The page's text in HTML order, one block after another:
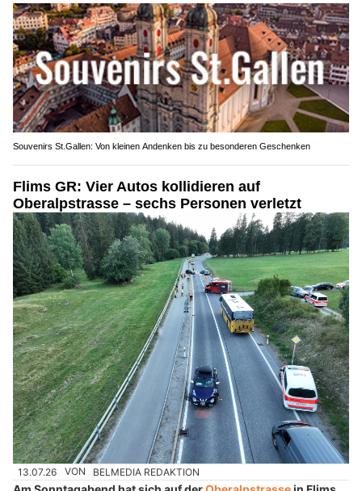
Souvenirs St.Gallen: Von kleinen Andenken bis zu besonderen Geschenken
Flims GR: Vier Autos kollidieren auf
Oberalpstrasse – sechs Personen verletzt
13.07.26 VON BELMEDIA REDAKTION